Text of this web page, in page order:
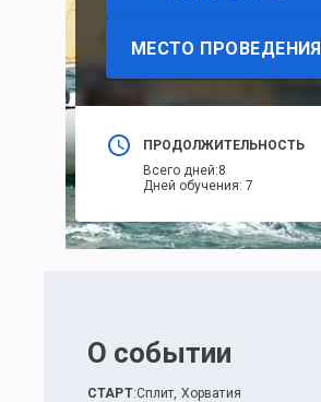
МЕСТО ПРОВЕДЕНИЯ
ПРОДОЛЖИТЕЛЬНОСТЬ
Всего дней:8
Дней обучения:7
О событии
СТАРТ:Сплит, Хорватия